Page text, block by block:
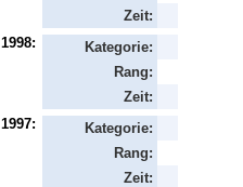
Zeit:
1998:
Kategorie:
Rang:
Zeit:
1997:
Kategorie:
Rang:
Zeit: